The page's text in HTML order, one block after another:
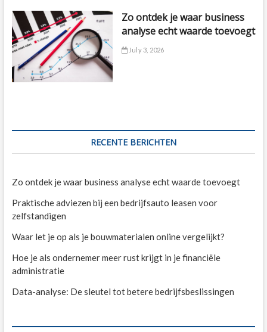
Zo ontdek je waar business
analyse echt waarde toevoegt
July 3, 2026
RECENTE BERICHTEN
Zo ontdek je waar business analyse echt waarde toevoegt
Praktische adviezen bij een bedrijfsauto leasen voor
zelfstandigen
Waar let je op als je bouwmaterialen online vergelijkt?
Hoe je als ondernemer meer rust krijgt in je financiële
administratie
Data-analyse: De sleutel tot betere bedrijfsbeslissingen